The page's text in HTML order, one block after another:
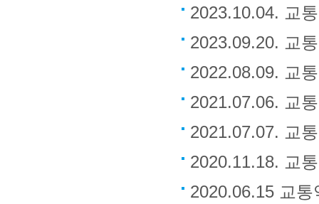
2023.10.04. 교
2023.09.20. 교
2022.08.09. 교
2021.07.06. 교
2021.07.07. 교
2020.11.18. 교
2020.06.15 교